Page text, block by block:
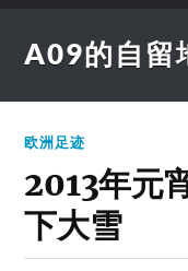
A09的自留
欧洲足迹
2013年元
下大雪